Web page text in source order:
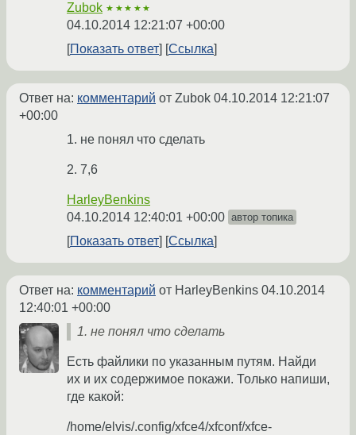
Zubok ★★★★★
04.10.2014 12:21:07 +00:00
Показать ответ
Ссылка
Ответ на: комментарий от Zubok 04.10.2014 12:21:07
+00:00
1. не понял что сделать
2. 7,6
HarleyBenkins
04.10.2014 12:40:01 +00:00 автор топика
Показать ответ Ссылка
Ответ на: комментарий от HarleyBenkins 04.10.2014
12:40:01 +00:00
1. не понял что сделать
Есть файлики по указанным путям. Найди
их и их содержимое покажи. Только напиши,
где какой:
/home/elvis/.config/xfce4/xfconf/xfce-